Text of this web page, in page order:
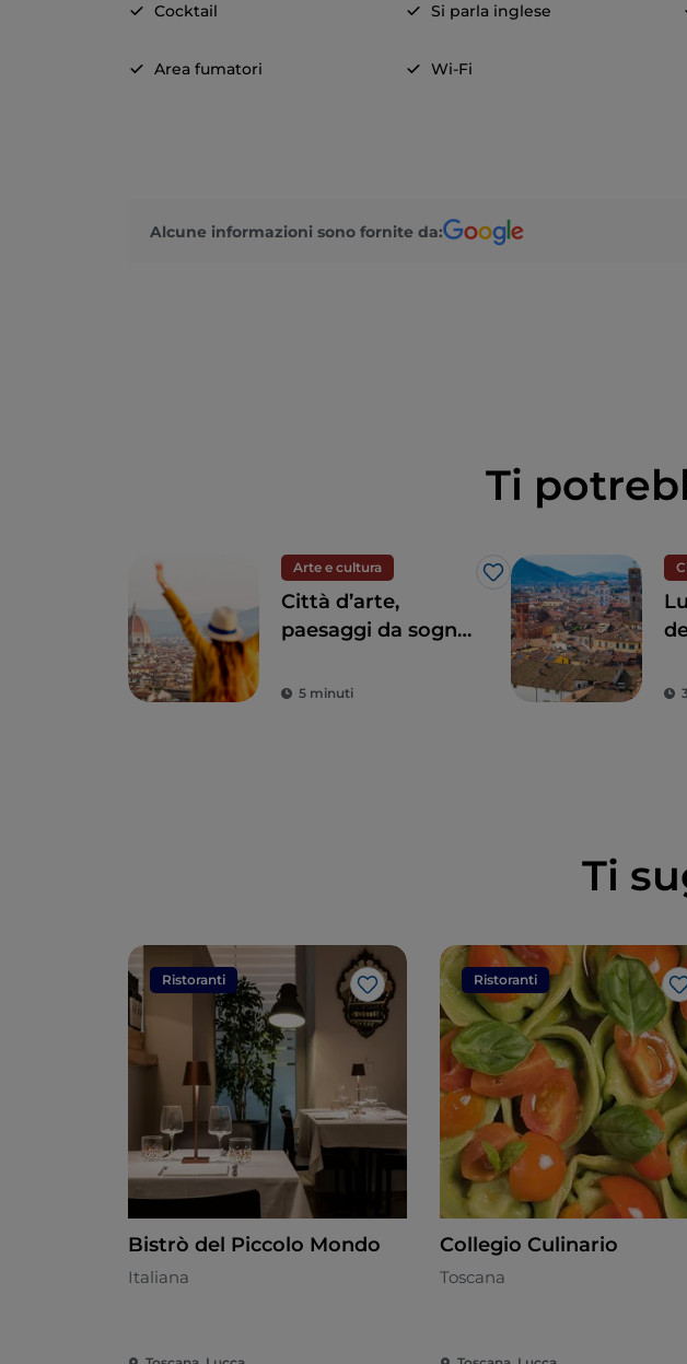
Cocktail Si parla inglese
Area fumatori Wi-Fi
Alcune informazioni sono fornite da:
Ti
Arte e cultura
Like
Città d’arte,
paesaggi da sogno
Toscana è il sogno
5 minuti
Ti
Ristoranti
Like
Bistrò del Piccolo Mondo
Italiana
Ristoranti
Collegio Culinario
Toscana